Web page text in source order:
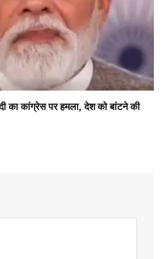
का कांग्रेस पर हमला, देश को बांटने की